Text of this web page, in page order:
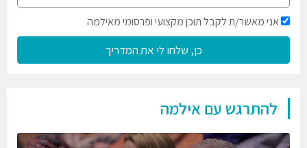
אני מאשר/ת לקבל תוכן מקצועי ופרסומי מאילמה
כן, שלחו לי את המדריך
להתרגש עם אילמה